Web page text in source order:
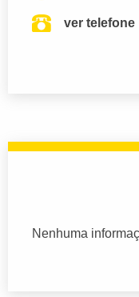
ver telefone
Nenhuma